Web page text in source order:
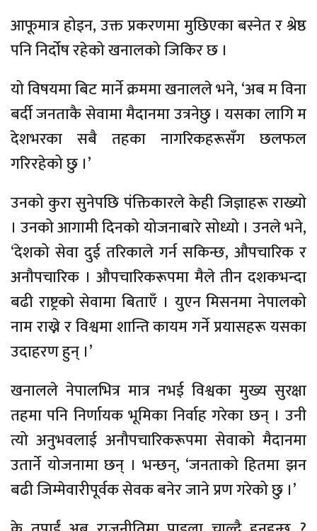
आफूमात्र होइन, उक्त प्रकरणमा मुछिएका बस्नेत र श्रेष्ठ
पनि निर्दोष रहेको खनालको जिकिर छ ।
यो विषयमा बिट मार्ने क्रममा खनालले भने, ‘अब म विना
बर्दी जनताकै सेवामा मैदानमा उत्रनेछु । यसका लागि म
देशभरका सबै तहका नागरिकहरूसँग छलफल
गरिरहेको छु ।’
उनको कुरा सुनेपछि पंक्तिकारले केही जिज्ञाहरू राख्यो
। उनको आगामी दिनको योजनाबारे सोध्यो । उनले भने,
‘देशको सेवा दुई तरिकाले गर्न सकिन्छ, औपचारिक र
अनौपचारिक । औपचारिकरूपमा मैले तीन दशकभन्दा
बढी राष्ट्रको सेवामा बिताएँ । युएन मिसनमा नेपालको
नाम राख्ने र विश्वमा शान्ति कायम गर्ने प्रयासहरू यसका
उदाहरण हुन् ।’
खनालले नेपालभित्र मात्र नभई विश्वका मुख्य सुरक्षा
तहमा पनि निर्णायक भूमिका निर्वाह गरेका छन् । उनी
त्यो अनुभवलाई अनौपचारिकरूपमा सेवाको मैदानमा
उतार्ने योजनामा छन् । भन्छन्, ‘जनताको हितमा झन
बढी जिम्मेवारीपूर्वक सेवक बनेर जाने प्रण गरेको छु ।’